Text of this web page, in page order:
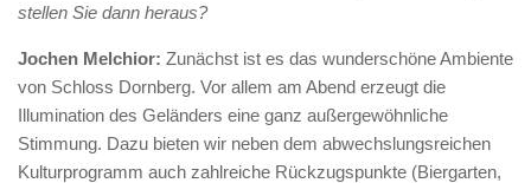
stellen Sie dann heraus?
Jochen Melchior: Zunächst ist es das wunderschöne Ambiente
von Schloss Dornberg. Vor allem am Abend erzeugt die
Illumination des Geländers eine ganz außergewöhnliche
Stimmung. Dazu bieten wir neben dem abwechslungsreichen
Kulturprogramm auch zahlreiche Rückzugspunkte (Biergarten,